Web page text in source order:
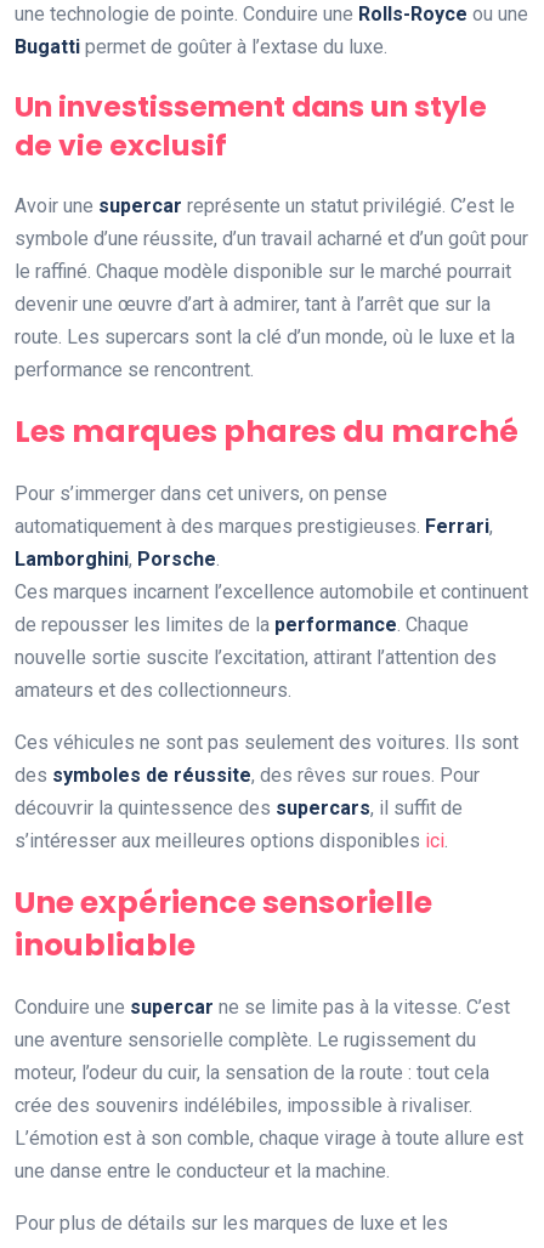
une technologie de pointe. Conduire une Rolls-Royce ou une
Bugatti permet de goûter à l’extase du luxe.
Un investissement dans un style
de vie exclusif
Avoir une supercar représente un statut privilégié. C’est le
symbole d’une réussite, d’un travail acharné et d’un goût pour
le raffiné. Chaque modèle disponible sur le marché pourrait
devenir une œuvre d’art à admirer, tant à l’arrêt que sur la
route. Les supercars sont la clé d’un monde, où le luxe et la
performance se rencontrent.
Les marques phares du marché
Pour s’immerger dans cet univers, on pense
automatiquement à des marques prestigieuses. Ferrari,
Lamborghini, Porsche
Ces marques incarnent l’excellence automobile et continuent
de repousser les limites de la performance . Chaque
nouvelle sortie suscite l’excitation, attirant l’attention des
amateurs et des collectionneurs.
Ces véhicules ne sont pas seulement des voitures. Ils sont
des symboles de réussite, des rêves sur roues. Pour
découvrir la quintessence des supercars, il suffit de
s’intéresser aux meilleures options disponibles ici
Une expérience sensorielle
inoubliable
Conduire une supercar ne se limite pas à la vitesse. C’est
une aventure sensorielle complète. Le rugissement du
moteur, l’odeur du cuir, la sensation de la route : tout cela
crée des souvenirs indélébiles, impossible à rivaliser.
L’émotion est à son comble, chaque virage à toute allure est
une danse entre le conducteur et la machine.
Pour plus de détails sur les marques de luxe et les